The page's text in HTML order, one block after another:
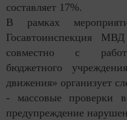
составляет 17%.
В рамках
Госавтоинспекция
совместно с
бюджетного
движения» организует
- массовые проверки
предупреждение